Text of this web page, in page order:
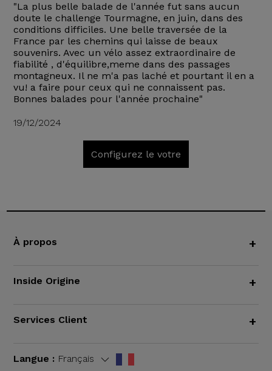
"La plus belle balade de l'année fut sans aucun
doute le challenge Tourmagne, en juin, dans des
conditions difficiles. Une belle traversée de la
France par les chemins qui laisse de beaux
souvenirs. Avec un vélo assez extraordinaire de
fiabilité , d'équilibre,meme dans des passages
montagneux. Il ne m'a pas laché et pourtant il en a
vu! a faire pour ceux qui ne connaissent pas.
Bonnes balades pour l'année prochaine"
19/12/2024
Configurez le votre
À propos +
Inside Origine +
Services Client +
Langue : Français